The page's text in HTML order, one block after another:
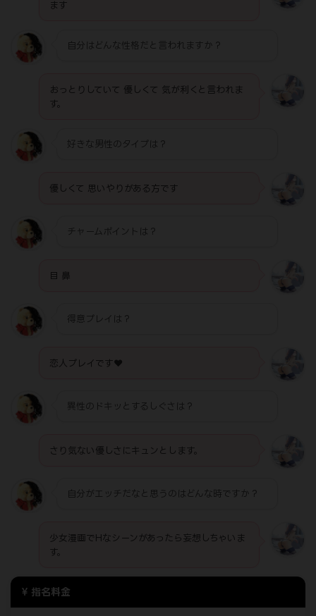
ます
自分はどんな性格だと言われますか？
おっとりしていて 優しくて 気が利くと言われま
す。
好きな男性のタイプは？
優しくて 思いやりがある方です
チャームポイントは？
目 鼻
得意プレイは？
恋人プレイです❤️
異性のドキッとするしぐさは？
さり気ない優しさにキュンとします。
自分がエッチだなと思うのはどんな時ですか？
少女漫画でHなシーンがあったら妄想しちゃいま
す。
指名料金